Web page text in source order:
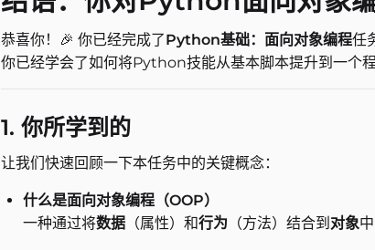
恭喜你！🎉 你已经完成了Python基础：面向对象编程任
你已经学会了如何将Python技能从基本脚本提升到一个
1. 你所学到的
让我们快速回顾一下本任务中的关键概念：
什么是面向对象编程（OOP）
一种通过将数据 （属性）和行为 （方法）结合到 对象